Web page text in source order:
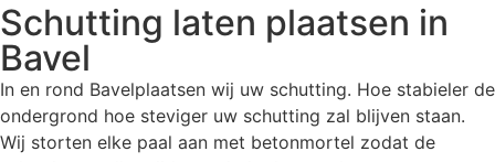
Schutting laten plaatsen in
Bavel
In en rond Bavelplaatsen wij uw schutting. Hoe stabieler de
ondergrond hoe steviger uw schutting zal blijven staan.
Wij storten elke paal aan met betonmortel zodat de